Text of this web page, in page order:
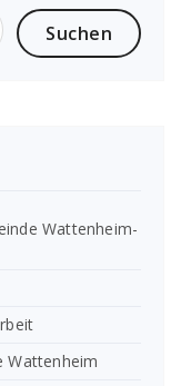
Wattenheim-
Wattenheim